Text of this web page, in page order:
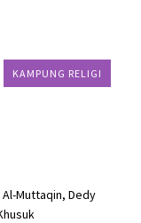
KAMPUNG RELIGI
Al-Muttaqin, Dedy